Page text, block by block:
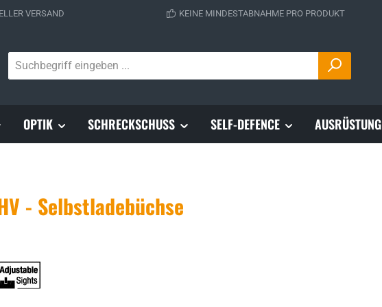
VERSAND KEINE MINDESTABNAHME PRO PRODUKT
OPTIK SCHRECKSCHUSS SELF-DEFENCE AUSRÜSTUNG
- Selbstladebüchse